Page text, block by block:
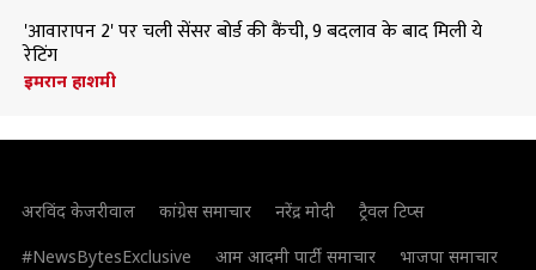
'आवारापन 2' पर चली सेंसर बोर्ड की कैंची, 9 बदलाव के बाद मिली ये
रेटिंग
इमरान हाशमी
अरविंद केजरीवाल कांग्रेस समाचार नरेंद्र मोदी
ट्रैवल टिप्स
#NewsBytesExclusive
आम आदमी पार्टी समाचार भाजपा समाचार